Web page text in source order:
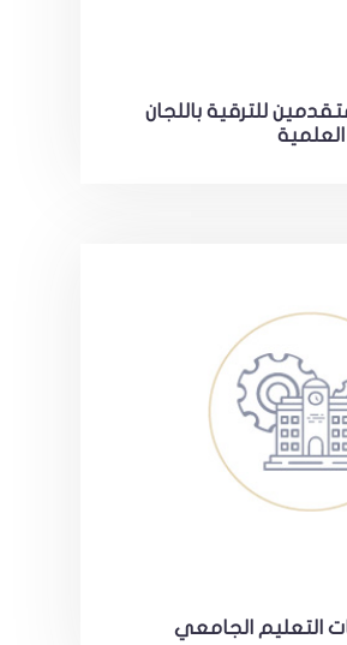
للترقية باللجان
العلمية
التعليم الجامعي